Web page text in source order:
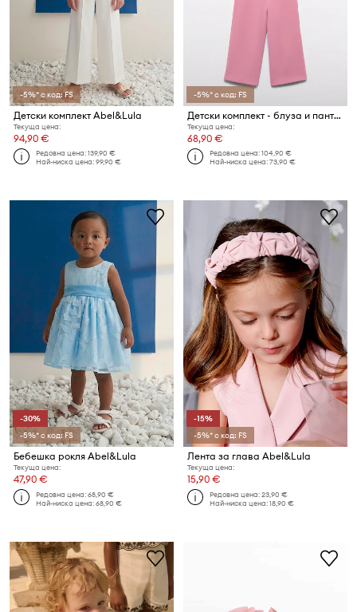
-5%* с код: FS
Детски комплект Abel&Lula
Текуща цена:
94,90 €
Редовна цена:139,90 €
Най-ниска цена:99,90 €
-5%* с код: FS
Детски комплект - блуза и панталон Abel&Lula
Текуща цена:
68,90 €
Редовна цена:104,90 €
Най-ниска цена:73,90 €
-30%
-5%* с код: FS
Бебешка рокля Abel&Lula
Текуща цена:
47,90 €
Редовна цена:68,90 €
Най-ниска цена:68,90 €
-15%
-5%* с код: FS
Лента за глава Abel&Lula
Текуща цена:
15,90 €
Редовна цена:23,90 €
Най-ниска цена:18,90 €